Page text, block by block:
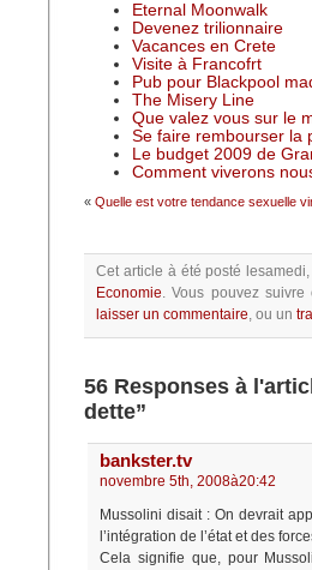
Eternal Moonwalk
Devenez trilionnaire
Vacances en Crete
Visite à Francofrt
Pub pour Blackpool
The Misery Line
Que valez vous sur le
Se faire rembourser la
Le budget 2009 de
Comment viverons
« Quelle est votre tendance sexuelle
Cet article à été posté
Economie.Vous pouvez suivre
laisser un commentaire, ou un
56 Responses à
dette”
bankster.tv
novembre 5th, 2008à20:42
Mussolini disait : On devrait
l’intégration de l’état et des
Cela signifie que, pour